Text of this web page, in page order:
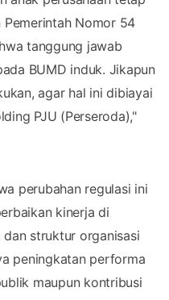
Nomor 54
tanggung jawab
BUMD induk. Jikapun
agar hal ini dibiayai
PJU (Perseroda),"
perubahan regulasi ini
kinerja di
dan struktur organisasi
peningkatan performa
maupun kontribusi